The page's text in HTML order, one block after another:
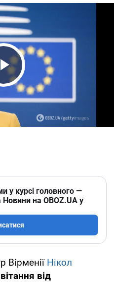
Video
у курсі головного —
Новини на OBOZ.UA у
Вірменії Нікол
від